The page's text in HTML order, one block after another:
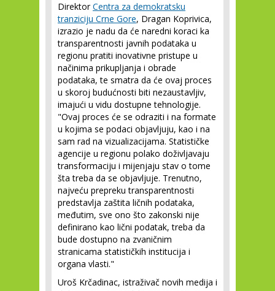
DirektorCentra za demokratsku
tranziciju Crne Gore, Dragan Koprivica,
izrazio je nadu da će naredni koraci ka
transparentnosti javnih podataka u
regionu pratiti inovativne pristupe u
načinima prikupljanja i obrade
podataka, te smatra da će ovaj proces
u skoroj budućnosti biti nezaustavljiv,
imajući u vidu dostupne tehnologije.
"Ovaj proces će se odraziti i na formate
u kojima se podaci objavljuju, kao i na
sam rad na vizualizacijama. Statističke
agencije u regionu polako doživljavaju
transformaciju i mijenjaju stav o tome
šta treba da se objavljuje. Trenutno,
najveću prepreku transparentnosti
predstavlja zaštita ličnih podataka,
međutim, sve ono što zakonski nije
definirano kao lični podatak, treba da
bude dostupno na zvaničnim
stranicama statističkih institucija i
organa vlasti."
Uroš Krčadinac, istraživač novih medija i